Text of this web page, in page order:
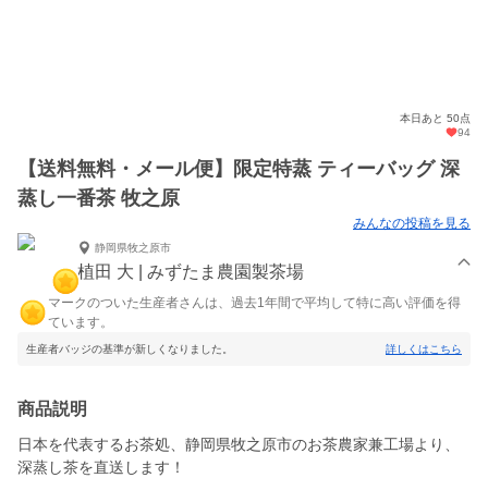
本日あと 50点
94
【送料無料・メール便】限定特蒸 ティーバッグ 深
蒸し一番茶 牧之原
みんなの投稿を見る
静岡県牧之原市
植田 大 | みずたま農園製茶場
マークのついた生産者さんは、過去1年間で平均して特に高い評価を得
ています。
生産者バッジの基準が新しくなりました。 詳しくはこちら
商品説明
日本を代表するお茶処、静岡県牧之原市のお茶農家兼工場より、
深蒸し茶を直送します！